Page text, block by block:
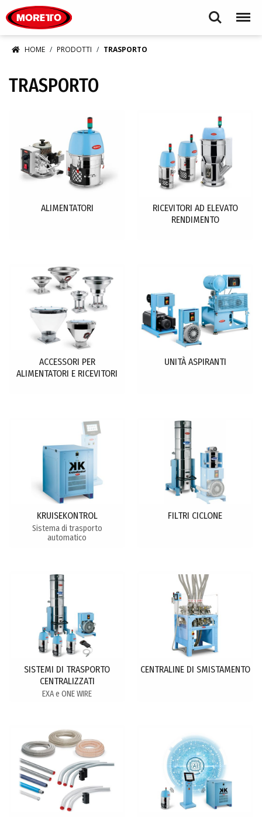
Search Menu
HOME PRODOTTI TRASPORTO
TRASPORTO
ALIMENTATORI
RICEVITORI AD ELEVATO
RENDIMENTO
ACCESSORI PER
ALIMENTATORI E RICEVITORI
UNITÀ ASPIRANTI
KRUISEKONTROL
Sistema di trasporto
automatico
FILTRI CICLONE
SISTEMI DI TRASPORTO
CENTRALIZZATI
EXA e ONE WIRE
CENTRALINE DI SMISTAMENTO